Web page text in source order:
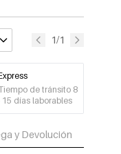
1/1
de tránsito 8
15 días laborables
y Devolución